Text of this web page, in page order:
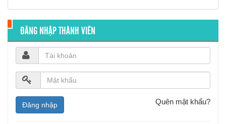
ĐĂNG NHẬP THÀNH VIÊN
Quên mật khẩu?